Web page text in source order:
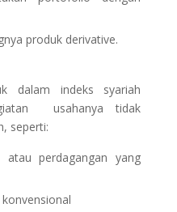
produk derivative.
dalam indeks syariah
usahanya tidak
seperti:
atau perdagangan yang